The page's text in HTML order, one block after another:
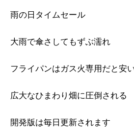
雨の日タイムセール
大雨で傘さしてもずぶ濡れ
フライパンはガス火専用だと安
広大なひまわり畑に圧倒される
開発版は毎日更新されます